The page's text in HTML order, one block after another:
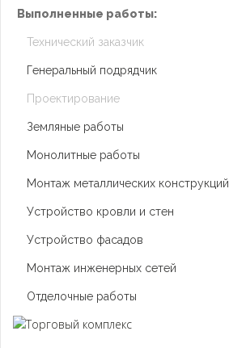
Выполненные работы:
Технический заказчик
Генеральный подрядчик
Проектирование
Земляные работы
Монолитные работы
Монтаж металлических конструкций
Устройство кровли и стен
Устройство фасадов
Монтаж инженерных сетей
Отделочные работы